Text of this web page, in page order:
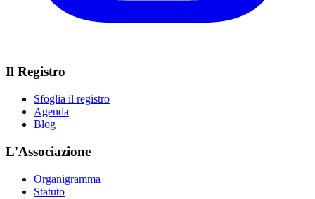
Il Registro
Sfoglia il registro
Agenda
Blog
L'Associazione
Organigramma
Statuto